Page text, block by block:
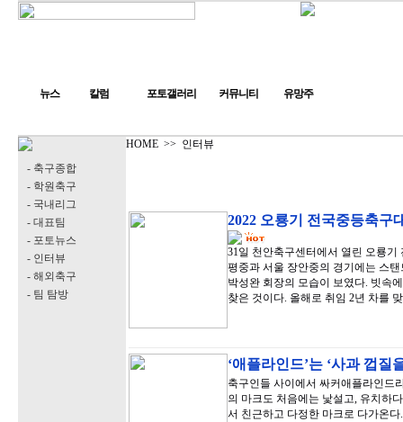
뉴스 칼럼 포토갤러리 커뮤니티 유망주
- 축구종합
- 학원축구
- 국내리그
- 대표팀
- 포토뉴스
- 인터뷰
- 해외축구
- 팀 탐방
HOME >> 인터뷰
2022 오룡기 전국중등축
31일 천안축구센터에서 열린 오룡
평중과 서울 장안중의 경기에는 스
박성완 회장의 모습이 보였다. 빗속
찾은 것이다. 올해로 취임 2년 차를
‘애플라인드’는 ‘사과 껍질
축구인들 사이에서 싸커애플라인드
의 마크도 처음에는 낯설고, 유치하
서 친근하고 다정한 마크로 다가온